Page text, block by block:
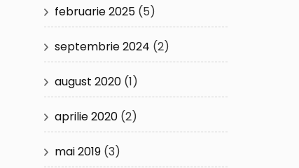
februarie 2025(5)
septembrie 2024 (2)
august 2020(1)
aprilie 2020(2)
mai 2019(3)